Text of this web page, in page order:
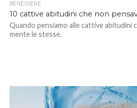
BENESSERE
10 cattive abitudini che non
Quando pensiamo alle cattive abitudini
mente le stesse.